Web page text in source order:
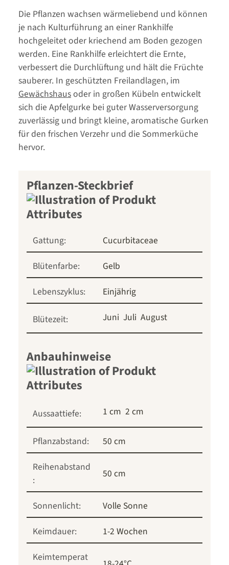
Die Pflanzen wachsen wärmeliebend und können
je nach Kulturführung an einer Rankhilfe
hochgeleitet oder kriechend am Boden gezogen
werden. Eine Rankhilfe erleichtert die Ernte,
verbessert die Durchlüftung und hält die Früchte
sauberer. In geschützten Freilandlagen, im
Gewächshausoder in großen Kübeln entwickelt
sich die Apfelgurke bei guter Wasserversorgung
zuverlässig und bringt kleine, aromatische Gurken
für den frischen Verzehr und die Sommerküche
hervor.
Pflanzen-Steckbrief
Gattung:
Cucurbitaceae
Blütenfarbe:
Gelb
Lebenszyklus:
Einjährig
Blütezeit: Juni Juli August
Anbauhinweise
Aussaattiefe: 1 cm 2 cm
Pflanzabstand:
50 cm
Reihenabstand
:
50 cm
Sonnenlicht:
Volle Sonne
Keimdauer:
1-2 Wochen
Keimtemperat